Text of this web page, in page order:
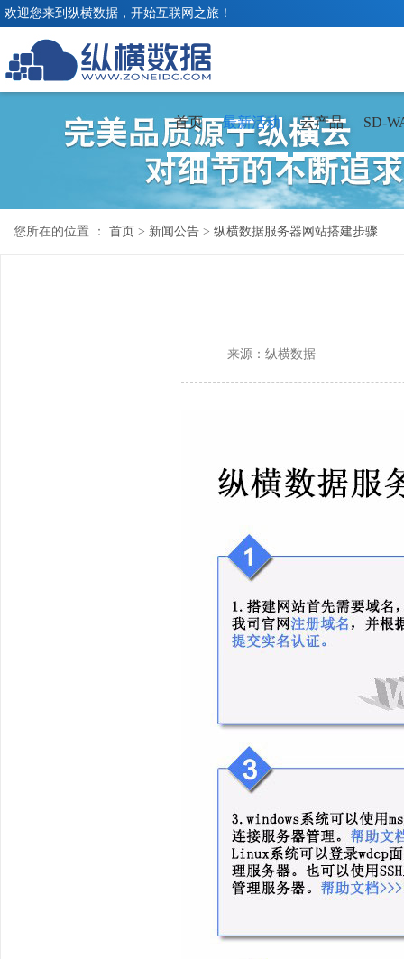
欢迎您来到纵横数据，开始互联网之旅！
首页 最新活动 云产品 SD-
您所在的位置 ： 首页 > 新闻公告 > 纵横数据服务器网站搭建步骤
来源：纵横数据